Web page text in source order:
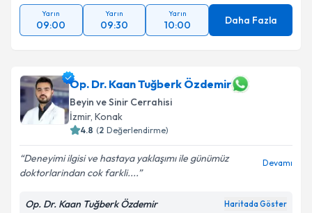
Yarın
09:00
Yarın
09:30
Yarın
10:00 Daha Fazla
Op. Dr. Kaan Tuğberk Özdemir
Beyin ve Sinir Cerrahisi
İzmir, Konak
4.8 (2 Değerlendirme)
Deneyimi ilgisi ve hastaya yaklaşımı ile günümüz
doktorlarindan cok farkli....
Devamı
Op. Dr. Kaan Tuğberk Özdemir Haritada Göster